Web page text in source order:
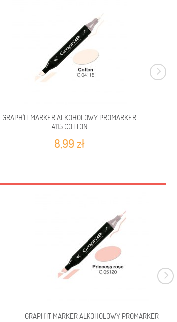
GRAPH'IT MARKER ALKOHOLOWY PROMARKER
4115 COTTON
8,99 zł
GRAPH'IT MARKER ALKOHOLOWY PROMARKER